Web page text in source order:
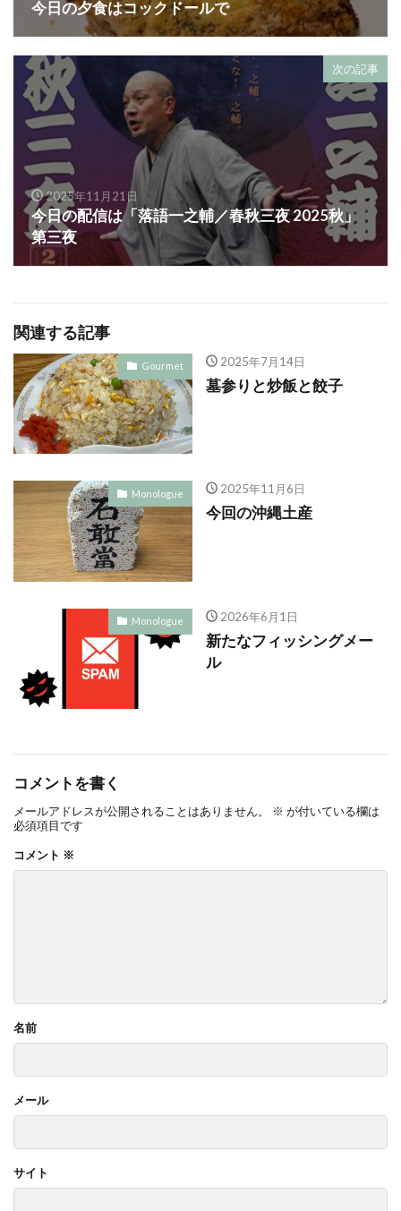
今日の夕食はコックドールで
次の記事
2025年11月21日
今日の配信は「落語一之輔／春秋三夜 2025秋」
第三夜
関連する記事
Gourmet 2025年7月14日
墓参りと炒飯と餃子
Monologue 2025年11月6日
今回の沖縄土産
Monologue 2026年6月1日
新たなフィッシングメー
ル
コメントを書く
メールアドレスが公開されることはありません。 ※ が付いている欄は
必須項目です
コメント ※
名前
メール
サイト